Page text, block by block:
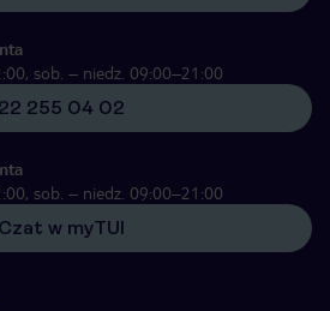
sob. – niedz. 09:00–21:00
22 255 04 02
sob. – niedz. 09:00–21:00
Czat w myTUI